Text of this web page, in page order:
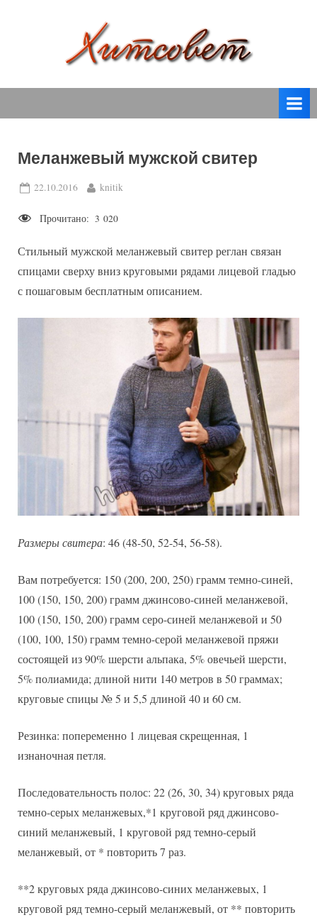
т
о
спицами,
крючком,
вязаные
модели
схемами.
Меланжевый мужской свитер
Posted
22.10.2016 By
knitik
Прочитано: 3 020
Стильный мужской меланжевый свитер реглан связан
спицами сверху вниз круговыми рядами лицевой гладью
с пошаговым бесплатным описанием.
Размеры свитера: 46 (48-50, 52-54, 56-58).
Вам потребуется: 150 (200, 200, 250) грамм темно-синей,
100 (150, 150, 200) грамм джинсово-синей меланжевой,
100 (150, 150, 200) грамм серо-синей меланжевой и 50
(100, 100, 150) грамм темно-серой меланжевой пряжи
состоящей из 90% шерсти альпака, 5% овечьей шерсти,
5% полиамида; длиной нити 140 метров в 50 граммах;
круговые спицы № 5 и 5,5 длиной 40 и 60 см.
Резинка: попеременно 1 лицевая скрещенная, 1
изнаночная петля.
Последовательность полос: 22 (26, 30, 34) круговых ряда
темно-серых меланжевых,*1 круговой ряд джинсово-
синий меланжевый, 1 круговой ряд темно-серый
меланжевый, от * повторить 7 раз.
**2 круговых ряда джинсово-синих меланжевых, 1
круговой ряд темно-серый меланжевый, от ** повторить